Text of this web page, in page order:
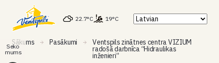
22.7°C 19°C
Sākums Pasākumi Ventspils zinātnes centra VIZIUM
radošā darbnīca “Hidraulikas
inženieri”
Seko
mums